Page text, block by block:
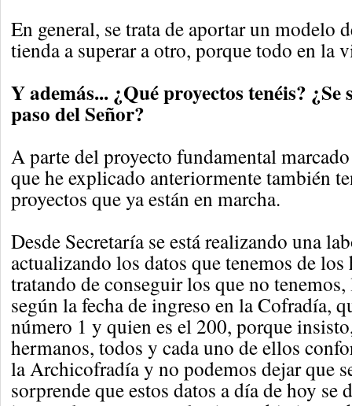
En general, se trata de aportar un modelo
tienda a superar a otro, porque todo en la
Y además... ¿Qué proyectos tenéis?
paso del Señor?
A parte del proyecto fundamental
que he explicado anteriormente también
proyectos que ya están en marcha.
Desde Secretaría se está realizando una
actualizando los datos que tenemos de
tratando de conseguir los que no tenemos,
según la fecha de ingreso en la Cofradía,
número 1 y quien es el 200, porque
hermanos, todos y cada uno de ellos
la Archicofradía y no podemos dejar que
sorprende que estos datos a día de hoy se